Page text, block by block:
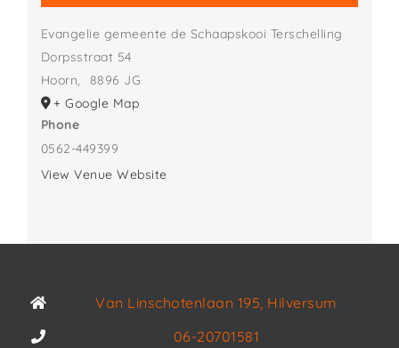
Evangelie gemeente de Schaapskooi Terschelling
Dorpsstraat 54
Hoorn,
8896 JG
+ Google Map
Phone
0562-449399
View Venue Website
Van Linschotenlaan 195, Hilversum
06-20701581